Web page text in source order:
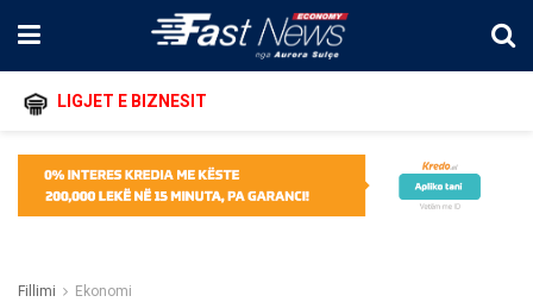
LIGJET E BIZNESIT
Fillimi Ekonomi